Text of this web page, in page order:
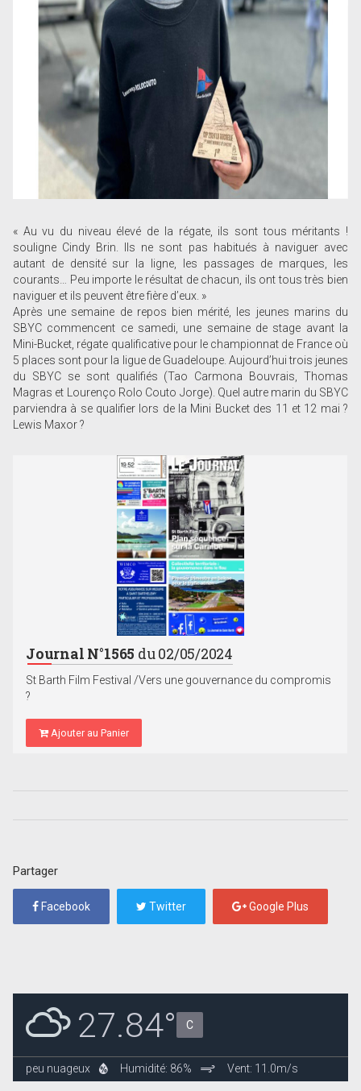
« Au vu du niveau élevé de la régate, ils sont tous méritants !
souligne Cindy Brin. Ils ne sont pas habitués à naviguer avec
autant de densité sur la ligne, les passages de marques, les
courants… Peu importe le résultat de chacun, ils ont tous très bien
naviguer et ils peuvent être fière d’eux. »
Après une semaine de repos bien mérité, les jeunes marins du
SBYC commencent ce samedi, une semaine de stage avant la
Mini-Bucket, régate qualificative pour le championnat de France où
5 places sont pour la ligue de Guadeloupe. Aujourd’hui trois jeunes
du SBYC se sont qualifiés (Tao Carmona Bouvrais, Thomas
Magras et Lourenço Rolo Couto Jorge). Quel autre marin du SBYC
parviendra à se qualifier lors de la Mini Bucket des 11 et 12 mai ?
Lewis Maxor ?
Journal N°1565 du 02/05/2024
St Barth Film Festival /Vers une gouvernance du compromis
?
Ajouter au Panier
Partager
Facebook Twitter Google Plus
27.84° C
peu nuageux Humidité: 86% Vent: 11.0m/s